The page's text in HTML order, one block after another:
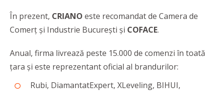
În prezent, CRIANO este recomandat de Camera de
Comerț și Industrie București și COFACE.
Anual, firma livrează peste 15.000 de comenzi în toată
țara și este reprezentant oficial al brandurilor:
Rubi, DiamantatExpert, XLeveling, BIHUI,